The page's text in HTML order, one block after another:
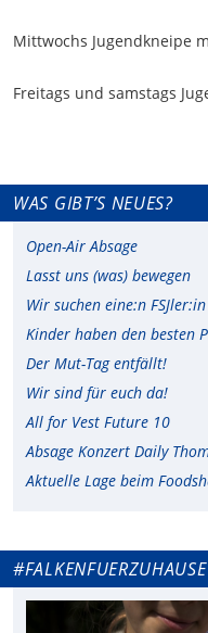
Mittwochs Jugendkneipe
Freitags und samstags
WAS GIBT’S NEUES?
Open-Air Absage
Lasst uns (was) bewegen
Wir suchen eine:n FSJler:in
Kinder haben den besten
Der Mut-Tag entfällt!
Wir sind für euch da!
All for Vest Future 10
Absage Konzert Daily
Aktuelle Lage beim
#FALKENFUERZUHAUSE